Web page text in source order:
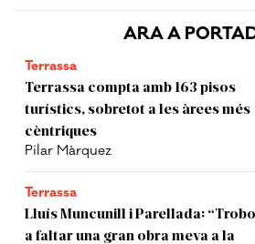
ARA A
Terrassa
Terrassa compta amb 163 pisos
turístics, sobretot a les àrees més
cèntriques
Pilar Màrquez
Terrassa
Lluís Muncunill i Parellada: “Trobo
a faltar una gran obra meva a la